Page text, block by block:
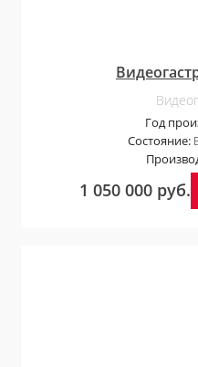
Год
Состояние:
1 050 000 руб.